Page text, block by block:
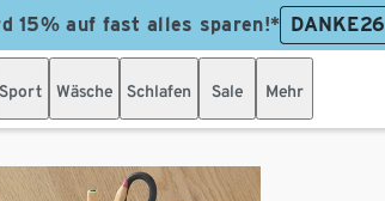
15% auf fast alles sparen!* DANKE26
Sport Wäsche Schlafen Sale Mehr